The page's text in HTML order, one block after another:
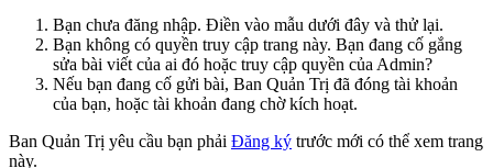
Bạn chưa đăng nhập. Điền vào mẫu dưới đây và thử lại.
Bạn không có quyền truy cập trang này. Bạn đang cố gắng
sửa bài viết của ai đó hoặc truy cập quyền của Admin?
Nếu bạn đang cố gửi bài, Ban Quản Trị đã đóng tài khoản
của bạn, hoặc tài khoản đang chờ kích hoạt.
Ban Quản Trị yêu cầu bạn phải Đăng ký trước mới có thể xem trang
này.